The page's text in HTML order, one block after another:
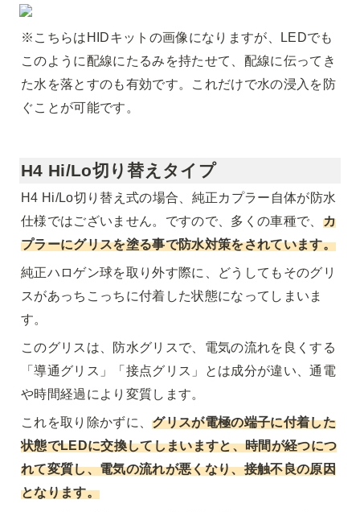
※ こちらはHIDキットの画像になりますが、LEDでも
このように配線にたるみを持たせて、配線に伝ってき
た水を落とすのも有効です。これだけで水の浸入を防
ぐことが可能です。
H4 Hi/Lo切り替えタイプ
H4 Hi/Lo切り替え式の場合、純正カプラー自体が防水
仕様ではございません。ですので、多くの車種で、 カ
プラーにグリスを塗る事で防水対策をされています。
純正ハロゲン球を取り外す際に、どうしてもそのグリ
スがあっちこっちに付着した状態になってしまいま
す。
このグリスは、防水グリスで、電気の流れを良くする
「導通グリス」「接点グリス」とは成分が違い、通電
や時間経過により変質します。
これを取り除かずに、グリスが電極の端子に付着した
状態でLEDに交換してしまいますと、時間が経つにつ
れて変質し、電気の流れが悪くなり、接触不良の原因
となります。